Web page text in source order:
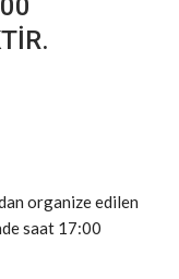
organize edilen
saat 17:00